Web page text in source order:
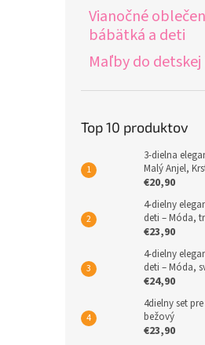
Vianočné
bábätká a deti
Maľby do
Top 10 produktov
3-dielna
Malý Anjel,
€20,90
4-dielny
deti – Móda,
€23,90
4-dielny
deti – Móda,
€24,90
4dielny set
bežový
€23,90